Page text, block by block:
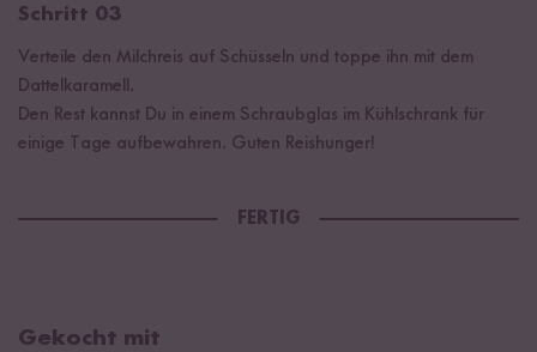
Schritt 03
Verteile den Milchreis auf Schüsseln und toppe ihn mit dem
Dattelkaramell.
Den Rest kannst Du in einem Schraubglas im Kühlschrank für
einige Tage aufbewahren. Guten Reishunger!
FERTIG
Gekocht mit